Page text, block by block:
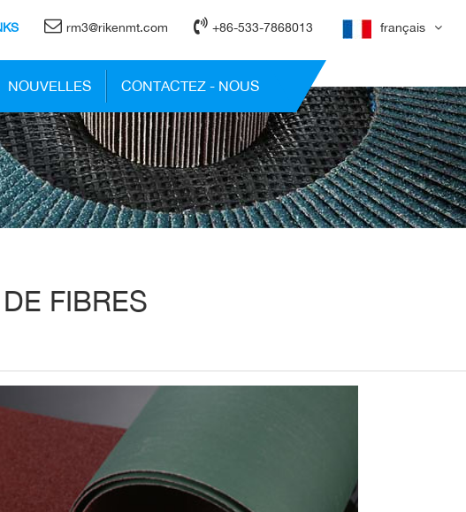
rm3@rikenmt.com +86-533-7868013 français
NOUVELLES CONTACTEZ - NOUS
FIBRES